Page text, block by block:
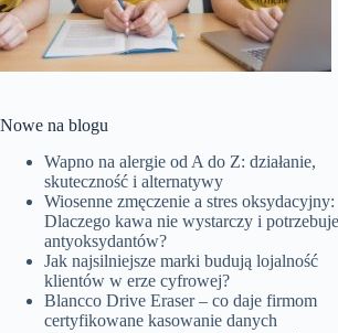
Nowe na blogu
Wapno na alergie od A do Z: działanie,
skuteczność i alternatywy
Wiosenne zmęczenie a stres oksydacyjny:
Dlaczego kawa nie wystarczy i
antyoksydantów?
Jak najsilniejsze marki budują lojalność
klientów w erze cyfrowej?
Blancco Drive Eraser – co daje firmom
certyfikowane kasowanie danych